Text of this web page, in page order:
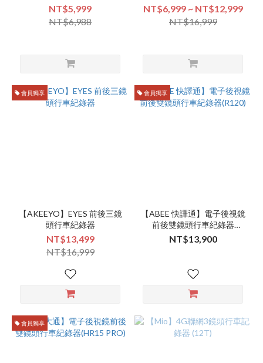
記錄器
NT$5,999
NT$6,988
NT$6,999 ~ NT$12,999
NT$16,999
會員獨享
【AKEEYO】EYES 前後三鏡
頭行車紀錄器
NT$13,499
NT$16,999
會員獨享
【ABEE 快譯通】電子後視鏡
前後雙鏡頭行車紀錄器
(R120)
NT$13,900
會員獨享